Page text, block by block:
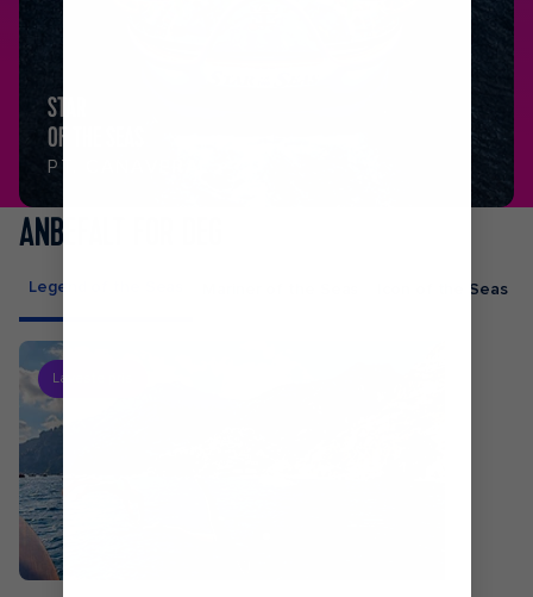
STAR
OF THE SEAS
PT. CANAVERAL
ANBEFALT FOR DEG
Legend of the Seas Icon of the Seas
Laveste pris